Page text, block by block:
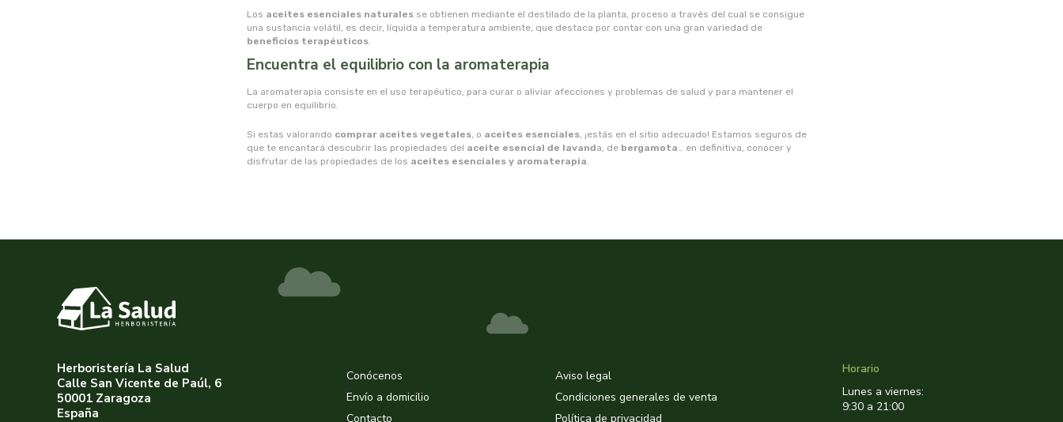
Los aceites esenciales naturales se obtienen mediante el destilado de la planta, proceso a través del cual se consigue
una sustancia volátil, es decir, líquida a temperatura ambiente, que destaca por contar con una gran variedad de
beneficios terapéuticos.
Encuentra el equilibrio con la aromaterapia
La aromaterapia consiste en el uso terapéutico, para curar o aliviar afecciones y problemas de salud y para mantener el
cuerpo en equilibrio.
Si estas valorando comprar aceites vegetales, o aceites esenciales, ¡estás en el sitio adecuado! Estamos seguros de
que te encantará descubrir las propiedades del aceite esencial de lavanda, de bergamota… en definitiva, conocer y
disfrutar de las propiedades de los aceites esenciales y aromaterapia.
Herboristería La Salud
Calle San Vicente de Paúl, 6
50001 Zaragoza
España
Conócenos
Envío a domicilio
Contacto
Aviso legal
Condiciones generales de venta
Política de privacidad
Horario
Lunes a viernes:
9:30 a 21:00